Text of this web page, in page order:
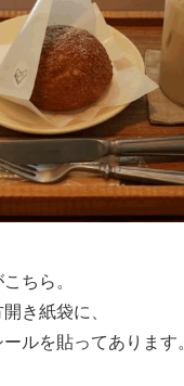
ちら。
き紙袋に、
ルを貼ってあります。